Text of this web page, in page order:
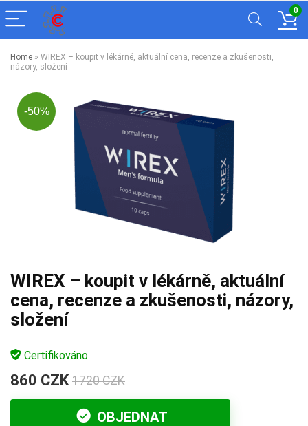
0
Home » WIREX – koupit v lékárně, aktuální cena, recenze a zkušenosti,
názory, složení
-50%
WIREX – koupit v lékárně, aktuální
cena, recenze a zkušenosti, názory,
složení
Certifikováno
860 CZK 1720 CZK
OBJEDNAT